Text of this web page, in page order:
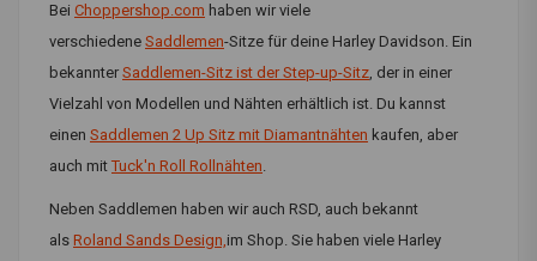
Bei Choppershop.com haben wir viele
verschiedene Saddlemen-Sitze für deine Harley Davidson. Ein
bekannter Saddlemen-Sitz ist der Step-up-Sitz, der in einer
Vielzahl von Modellen und Nähten erhältlich ist. Du kannst
einen Saddlemen 2 Up Sitz mit Diamantnähten kaufen, aber
auch mit Tuck'n Roll Rollnähten.
Neben Saddlemen haben wir auch RSD, auch bekannt
als Roland Sands Design,im Shop. Sie haben viele Harley